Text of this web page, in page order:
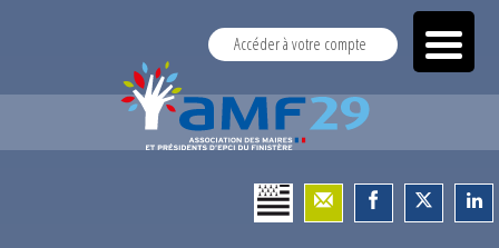
Accéder à votre compte